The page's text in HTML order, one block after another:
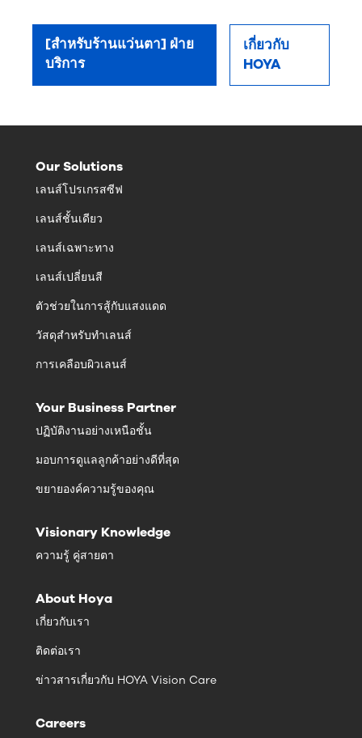
[สำหรับร้านแว่นตา] ฝ่าย
บริการ
เกี่ยวกับ
HOYA
Our Solutions
เลนส์โปรเกรสซีฟ
เลนส์ชั้นเดียว
เลนส์เฉพาะทาง
เลนส์เปลี่ยนสี
ตัวช่วยในการสู้กับแสงแดด
วัสดุสำหรับทำเลนส์
การเคลือบผิวเลนส์
Your Business Partner
ปฏิบัติงานอย่างเหนือชั้น
มอบการดูแลลูกค้าอย่างดีที่สุด
ขยายองค์ความรู้ของคุณ
Visionary Knowledge
ความรู้ คู่สายตา
About Hoya
เกี่ยวกับเรา
ติดต่อเรา
ข่าวสารเกี่ยวกับ HOYA Vision Care
Careers